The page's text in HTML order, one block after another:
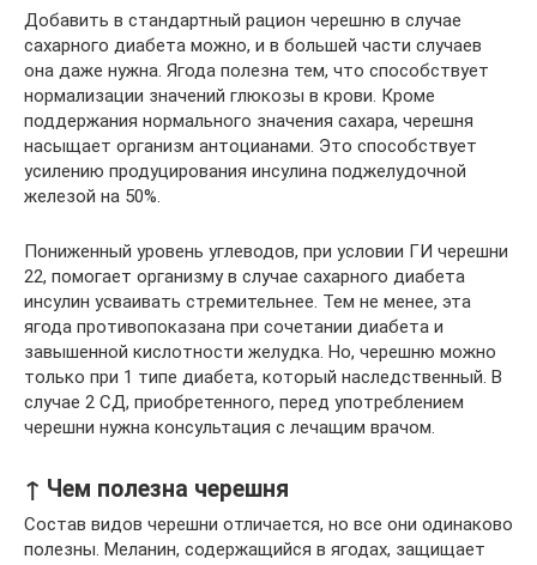
Добавить в стандартный рацион черешню в случае
сахарного диабета можно, и в большей части случаев
она даже нужна. Ягода полезна тем, что способствует
нормализации значений глюкозы в крови. Кроме
поддержания нормального значения сахара, черешня
насыщает организм антоцианами. Это способствует
усилению продуцирования инсулина поджелудочной
железой на 50%.
Пониженный уровень углеводов, при условии ГИ черешни
22, помогает организму в случае сахарного диабета
инсулин усваивать стремительнее. Тем не менее, эта
ягода противопоказана при сочетании диабета и
завышенной кислотности желудка. Но, черешню можно
только при 1 типе диабета, который наследственный. В
случае 2 СД, приобретенного, перед употреблением
черешни нужна консультация с лечащим врачом.
↑ Чем полезна черешня
Состав видов черешни отличается, но все они одинаково
полезны. Меланин, содержащийся в ягодах, защищает